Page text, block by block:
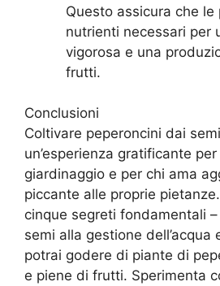
Questo assicura che le
nutrienti necessari per
vigorosa e una
frutti.
Conclusioni
Coltivare peperoncini dai
un’esperienza gratificante
giardinaggio e per chi ama
piccante alle proprie
cinque segreti fondamentali
semi alla gestione dell’acqua
potrai godere di piante di
e piene di frutti. Sperimenta